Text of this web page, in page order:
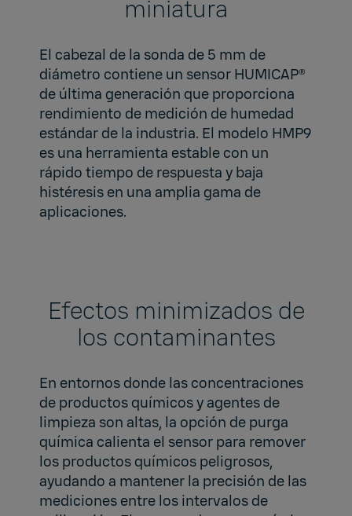
miniatura
El cabezal de la sonda de 5 mm de
diámetro contiene un sensor HUMICAP®
de última generación que proporciona
rendimiento de medición de humedad
estándar de la industria. El modelo HMP9
es una herramienta estable con un
rápido tiempo de respuesta y baja
histéresis en una amplia gama de
aplicaciones.
Efectos minimizados de
los contaminantes
En entornos donde las concentraciones
de productos químicos y agentes de
limpieza son altas, la opción de purga
química calienta el sensor para remover
los productos químicos peligrosos,
ayudando a mantener la precisión de las
mediciones entre los intervalos de